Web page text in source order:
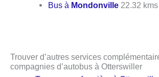
Bus à Mondonville 22.32 kms
Trouver d’autres services
compagnies d’autobus à Otterswiller